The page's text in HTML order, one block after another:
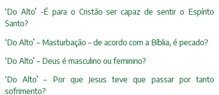
‘Do Alto’ -É para o Cristão ser capaz de sentir o Espírito
Santo?
‘Do Alto’ – Masturbação – de acordo com a Bíblia, é pecado?
‘Do Alto’ – Deus é masculino ou feminino?
‘Do Alto’ – Por que Jesus teve que passar por tanto
sofrimento?